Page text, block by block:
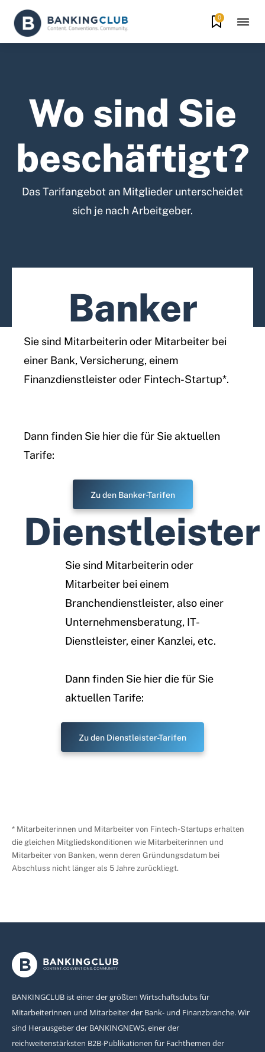
0
Wo sind Sie
beschäftigt?
Das Tarifangebot an Mitglieder unterscheidet
sich je nach Arbeitgeber.
Banker
Sie sind Mitarbeiterin oder Mitarbeiter bei
einer Bank, Versicherung, einem
Finanzdienstleister oder Fintech-Startup*.
Dann finden Sie hier die für Sie aktuellen
Tarife:
Zu den Banker-Tarifen
Dienstleister
Sie sind Mitarbeiterin oder
Mitarbeiter bei einem
Branchendienstleister, also einer
Unternehmensberatung, IT-
Dienstleister, einer Kanzlei, etc.
Dann finden Sie hier die für Sie
aktuellen Tarife:
Zu den Dienstleister-Tarifen
* Mitarbeiterinnen und Mitarbeiter von Fintech-Startups erhalten
die gleichen Mitgliedskonditionen wie Mitarbeiterinnen und
Mitarbeiter von Banken, wenn deren Gründungsdatum bei
Abschluss nicht länger als 5 Jahre zurückliegt.
BANKINGCLUB ist einer der größten Wirtschaftsclubs für
Mitarbeiterinnen und Mitarbeiter der Bank- und Finanzbranche. Wir
sind Herausgeber der BANKINGNEWS, einer der
reichweitenstärksten B2B-Publikationen für Fachthemen der